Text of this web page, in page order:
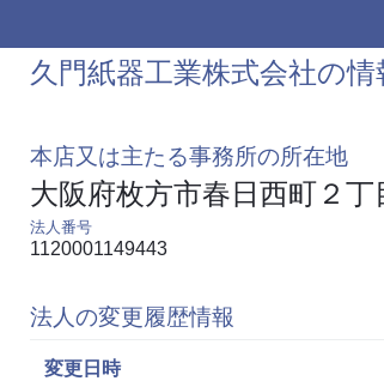
久門紙器工業株式会社の情
本店又は主たる事務所の所在地
大阪府枚方市春日西町２丁
法人番号
1120001149443
法人の変更履歴情報
変更日時